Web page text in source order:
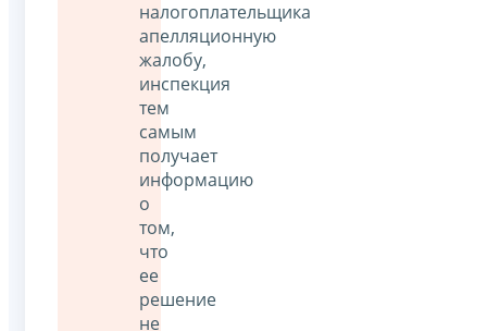
налогоплательщика
апелляционную
жалобу,
инспекция
тем
самым
получает
информацию
о
том,
что
ее
решение
не